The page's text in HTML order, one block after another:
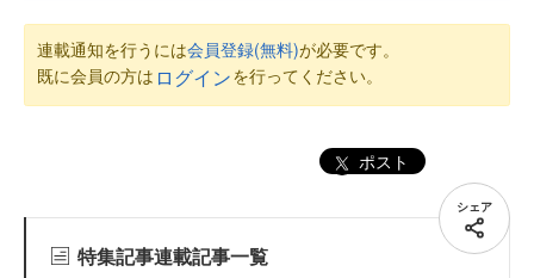
連載通知を行うには会員登録(無料)が必要です。
既に会員の方は ログインを行ってください。
ポスト
特集記事連載記事一覧
シェア